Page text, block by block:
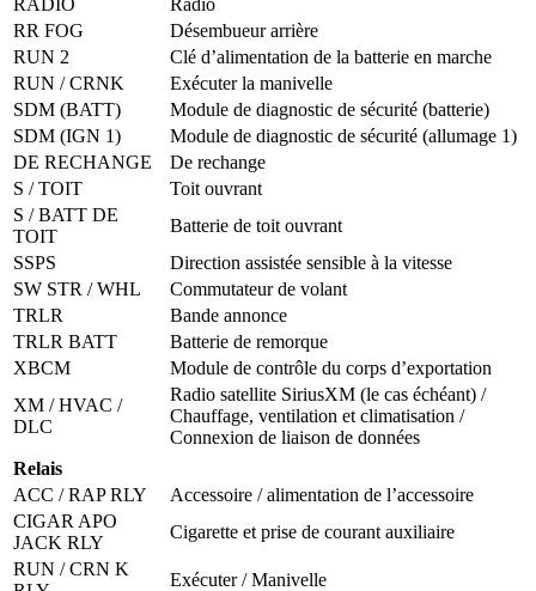
RR FOG
Désembueur arrière
RUN 2
Clé d’alimentation de la batterie en marche
RUN / CRNK
Exécuter la manivelle
SDM (BATT)
Module de diagnostic de sécurité (batterie)
SDM (IGN 1)
Module de diagnostic de sécurité (allumage 1)
DE RECHANGE
De rechange
S / TOIT
Toit ouvrant
S / BATT DE
TOIT
Batterie de toit ouvrant
SSPS
Direction assistée sensible à la vitesse
SW STR / WHL
Commutateur de volant
TRLR
Bande annonce
TRLR BATT
Batterie de remorque
XBCM
Module de contrôle du corps d’exportation
XM / HVAC /
DLC
Radio satellite SiriusXM (le cas échéant) /
Chauffage, ventilation et climatisation /
Connexion de liaison de données
Relais
ACC / RAP RLY
Accessoire / alimentation de l’accessoire
CIGAR APO
JACK RLY
Cigarette et prise de courant auxiliaire
RUN / CRN K
Exécuter / Manivelle